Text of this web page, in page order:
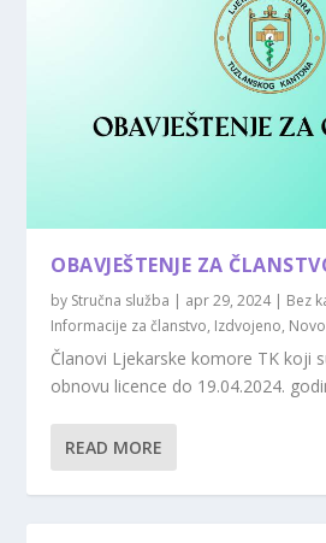
OBAVJEŠTENJE ZA
by Stručna služba | apr 29, 2024| Bez
Informacije za članstvo, Izdvojeno,
Članovi Ljekarske komore TK koji
obnovu licence do 19.04.2024.
READ MORE